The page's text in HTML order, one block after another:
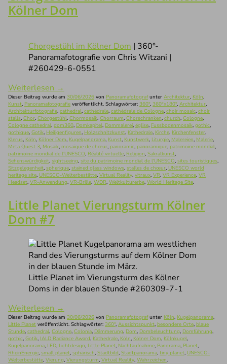
Kölner Dom
Chorgestühl im Kölner Dom | 360°-
Panoramafotografie von Chris Witzani |
#260429-6-0551
Weiterlesen →
Dieser Beitrag wurde am 30/06/2026 von Panoramafotografunter Architektur, Köln,
Kunst, Panoramafotografie veröffentlicht. Schlagwörter: 360°, 360°x180°, Architektur,
Architekturfotografie, cathedral, cathédrale, cathédrale de Cologne, choir mosaic, choir
stalls, Chor, Chorgestühl, Chormosaik, Chorraum, Chorschranken, church, Cologne,
Cologne cathedral, dom360, Domkapitel, Dommalerei, église, Fussbodenmosaik, gothic,
gothique, Gotik, Heiligenfiguren, Holzschnitzkunst, Kathedrale, Kirche, Kirchenfenster,
Klerus, Köln, Kölner Dom, Kugelpanorama, Kunst, Kunstwerk, Liturgie, Malereien, Malerie,
Meta Quest 3, Mosaik, mosaïque de chœur, panoramic, panoramique, patrimoine mondial,
patrimoine mondial de l'UNESCO, Réalité virtuelle, Religion, Sakralkunst,
Sehenswürdigkeit, sightseeing, site du patrimoine mondial de l'UNESCO, sites touristiques,
Sitzgelegenheit, spherique, stained glass windows, stalles de chœur, UNESCO world
heritage site, UNESCO-Welterbestätte, Virtual Reality, vitraux, VR, VR Experience, VR
Headset, VR-Anwendung, VR-Brille, WDR, Weltkulturerbe, World Heritage Site.
Little Planet Vierungsturm Kölner
Dom #7
Little Planet im Vierungsturm des Kölner
Doms in der blauen Stunde #260309-7-1
Weiterlesen →
Dieser Beitrag wurde am 30/06/2026 von Panoramafotografunter Köln, Kugelpanorama,
Little Planet veröffentlicht. Schlagwörter: 360°, Aussichtspunkt, besondere Orte, blaue
Stunde, cathedral, Cologne, Colonia, Dämmerung, Dom, Dombeleuchtung, Domführung,
gothic, Gotik, IALD Radiance Award, Kathedrale, Köln, Kölner Dom, Kölnkugel,
Kugelpanorama, LED, Lichtdesign, Little Planet, Nachtaufnahme, Panorama, Planet,
RheinEnergie, small planet, sphärisch, Stadtbild, Stadtpanorama, tiny planet, UNESCO-
Welterbestätte, Vierung, Vierungsturm, Virtual Reality, Wahrzeichen.